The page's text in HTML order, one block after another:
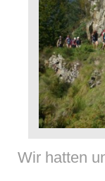
Wir hatten